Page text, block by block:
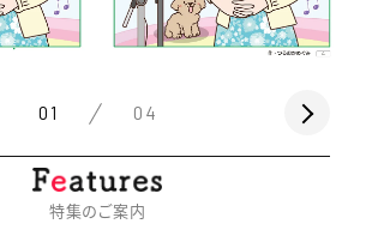
01 04
特集のご案内